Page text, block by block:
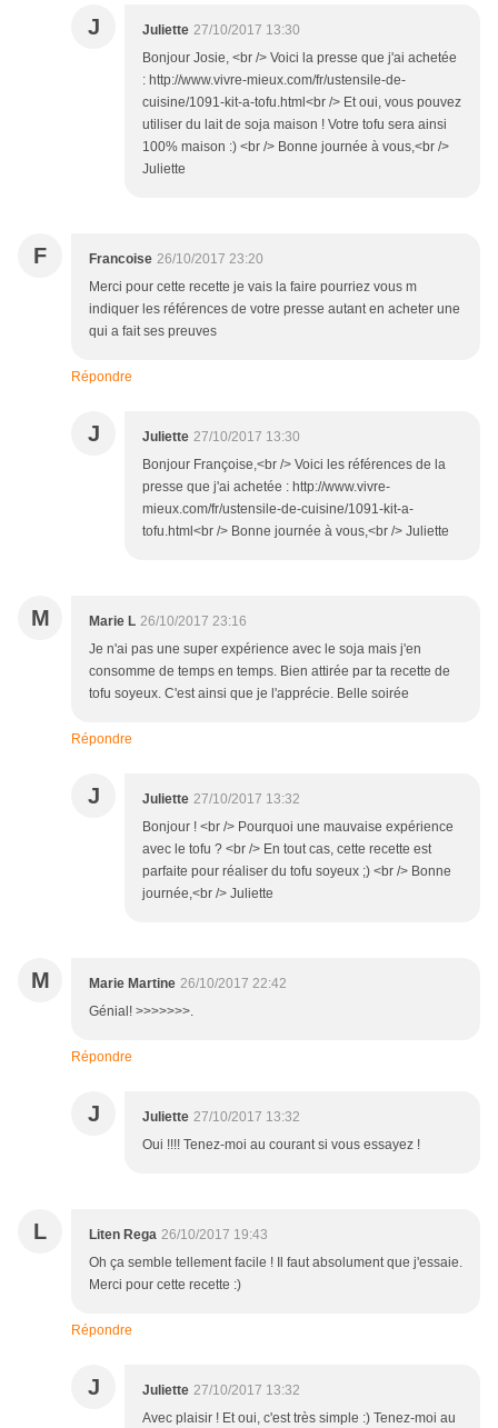
J Juliette 27/10/2017 13:30
Bonjour Josie, <br /> Voici la presse que j'ai achetée
: http://www.vivre-mieux.com/fr/ustensile-de-
cuisine/1091-kit-a-tofu.html<br /> Et oui, vous pouvez
utiliser du lait de soja maison ! Votre tofu sera ainsi
100% maison :) <br /> Bonne journée à vous,<br />
Juliette
F Francoise 26/10/2017 23:20
Merci pour cette recette je vais la faire pourriez vous m
indiquer les références de votre presse autant en acheter une
qui a fait ses preuves
Répondre
J Juliette 27/10/2017 13:30
Bonjour Françoise,<br /> Voici les références de la
presse que j'ai achetée : http://www.vivre-
mieux.com/fr/ustensile-de-cuisine/1091-kit-a-
tofu.html<br /> Bonne journée à vous,<br /> Juliette
M Marie L 26/10/2017 23:16
Je n'ai pas une super expérience avec le soja mais j'en
consomme de temps en temps. Bien attirée par ta recette de
tofu soyeux. C'est ainsi que je l'apprécie. Belle soirée
Répondre
J Juliette 27/10/2017 13:32
Bonjour ! <br /> Pourquoi une mauvaise expérience
avec le tofu ? <br /> En tout cas, cette recette est
parfaite pour réaliser du tofu soyeux ;) <br /> Bonne
journée,<br /> Juliette
M Marie Martine 26/10/2017 22:42
Génial! >>>>>>>.
Répondre
J Juliette 27/10/2017 13:32
Oui !!!! Tenez-moi au courant si vous essayez !
L Liten Rega 26/10/2017 19:43
Oh ça semble tellement facile ! Il faut absolument que j'essaie.
Merci pour cette recette :)
Répondre
J Juliette 27/10/2017 13:32
Avec plaisir ! Et oui, c'est très simple :) Tenez-moi au